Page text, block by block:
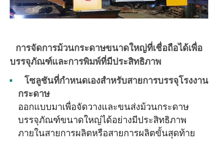
การจัดการม้วนกระดาษขนาดใหญ่ที่เชื่อถือได้เพื่อ
บรรจุภัณฑ์และการพิมพ์ที่มีประสิทธิภาพ
โซลูชันที่กำหนดเองสำหรับสายการบรรจุโรงงาน
กระดาษ
ออกแบบมาเพื่อจัดวางและขนส่งม้วนกระดาษ
บรรจุภัณฑ์ขนาดใหญ่ได้อย่างมีประสิทธิภาพ
ภายในสายการผลิตหรือสายการผลิตขั้นสุดท้าย